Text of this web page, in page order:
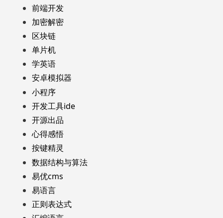
前端开发
加密解密
区块链
单片机
学英语
安卓模拟器
小程序
开发工具ide
开源出品
心得感悟
按键精灵
数据结构与算法
易优cms
易语言
正则表达式